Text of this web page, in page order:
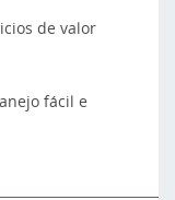
de valor
fácil e